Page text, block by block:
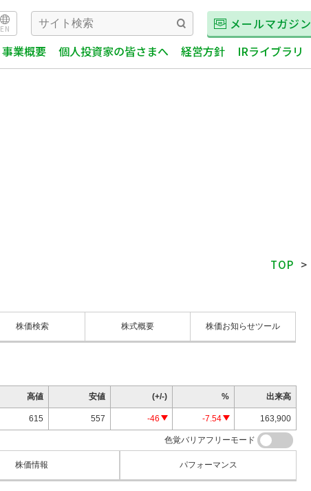
事業概要 個人投資家の皆さまへ 経営方針 IRライブラリ
EN メールマガジン
TOP